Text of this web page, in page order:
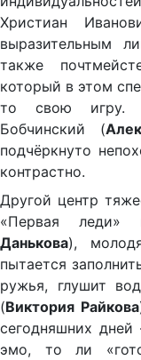
Христиан
выразительным
также
который в этом
то свою игру.
Бобчинский (
подчёркнуто
контрастно.
Другой центр
«Первая леди»
Данькова),
пытается
ружья, глушит
(Виктория Райкова
сегодняшних
эмо, то ли